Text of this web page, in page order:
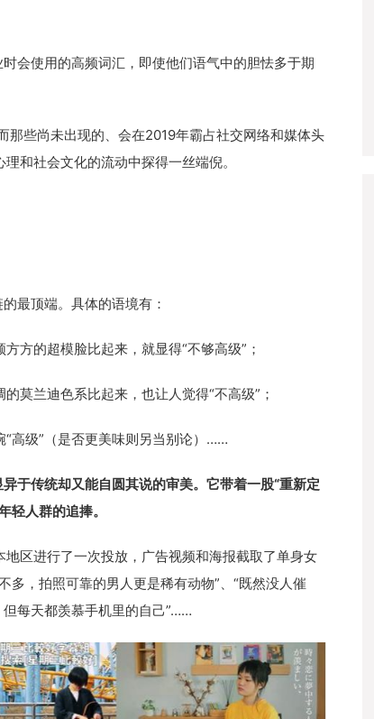
会使用的高频词汇，即使他们语气中的胆怯多于期
些尚未出现的、会在2019年霸占社交网络和媒体头
和社会文化的流动中探得一丝端倪。
最顶端。具体的语境有：
方的超模脸比起来，就显得“不够高级”；
莫兰迪色系比起来，也让人觉得“不高级”；
高级”（是否更美味则另当别论）……
于传统却又能自圆其说的审美。它带着一股“重新定
轻人群的追捧。
区进行了一次投放，广告视频和海报截取了单身女
多，拍照可靠的男人更是稀有动物”、“既然没人催
每天都羡慕手机里的自己”……